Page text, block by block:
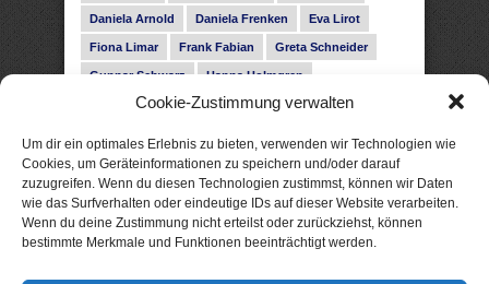
Cookie-Zustimmung verwalten
Um dir ein optimales Erlebnis zu bieten, verwenden wir Technologien wie
Cookies, um Geräteinformationen zu speichern und/oder darauf
zuzugreifen. Wenn du diesen Technologien zustimmst, können wir Daten
wie das Surfverhalten oder eindeutige IDs auf dieser Website verarbeiten.
Wenn du deine Zustimmung nicht erteilst oder zurückziehst, können
bestimmte Merkmale und Funktionen beeinträchtigt werden.
Daniela Arnold Daniela Frenken Eva Lirot
Fiona Limar Frank Fabian Greta Schneider
Gunnar Schwarz Hanna Holmgren
Heike Fröhling Ina Glahe Ivo Pala J. Vellguth
Leonie Haubrich Lilly Labord Livia Pipes
Malin Blunk Marcus Hünnebeck Martin Krist
Melisa Schwermer Nele Bruun Nika Lubitsch
Noah Fitz Nora Amelie René Junge